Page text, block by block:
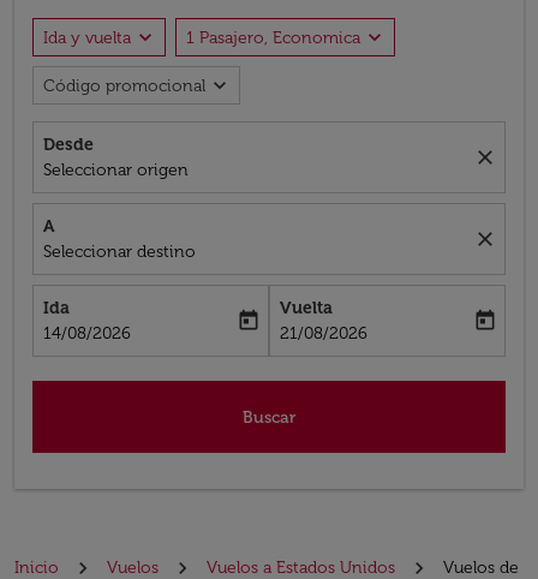
Ida y vuelta expand_more 1 Pasajero, Economica expand_more
Código promocional expand_more
Desde
Seleccionar origen
close
A
Seleccionar destino
close
Ida
fc-booking-departure-date-aria-label
14/08/2026
today
Vuelta
fc-booking-return-date-aria-label
21/08/2026
today
Buscar
Inicio Vuelos Vuelos a Estados Unidos
Vuelos de